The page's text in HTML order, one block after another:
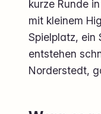
kurze Runde
mit kleinem
Spielplatz, ein
entstehen
Norderstedt,